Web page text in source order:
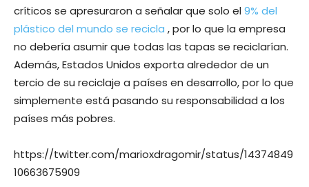
críticos se apresuraron a señalar que solo el9% del
plástico del mundo se recicla , por lo que la empresa
no debería asumir que todas las tapas se reciclarían.
Además, Estados Unidos exporta alrededor de un
tercio de su reciclaje a países en desarrollo, por lo que
simplemente está pasando su responsabilidad a los
países más pobres.
https://twitter.com/marioxdragomir/status/14374849
10663675909